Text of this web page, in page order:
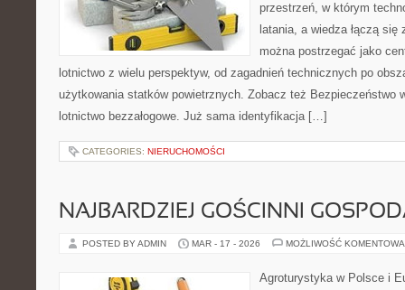
przestrzeń, w którym
latania, a wiedza łączą
można postrzegać jako
lotnictwo z wielu perspektyw, od zagadnień technicznych po
użytkowania statków powietrznych. Zobacz też Bezpieczeństwo
lotnictwo bezzałogowe. Już sama identyfikacja […]
CATEGORIES: NIERUCHOMOŚCI
NAJBARDZIEJ GOŚCINNI
POSTED BY ADMIN MAR - 17 - 2026 MOŻLIWOŚĆ
Agroturystyka w Polsce i